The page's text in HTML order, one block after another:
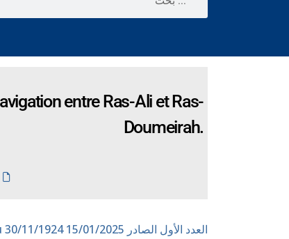
entre Ras-Ali et Ras-
Doumeirah.
العدد الأول الصادر 15/01/2025 n° 336 du 30/11/1924